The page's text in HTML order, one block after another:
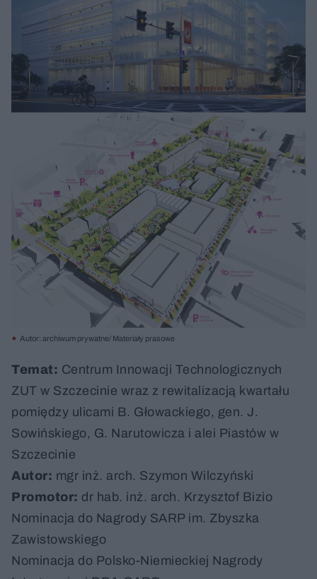
Autor: archiwum prywatne/ Materiały prasowe
Temat: Centrum Innowacji Technologicznych
ZUT w Szczecinie wraz z rewitalizacją kwartału
pomiędzy ulicami B. Głowackiego, gen. J.
Sowińskiego, G. Narutowicza i alei Piastów w
Szczecinie
Autor: mgr inż. arch. Szymon Wilczyński
Promotor: dr hab. inż. arch. Krzysztof Bizio
Nominacja do Nagrody SARP im. Zbyszka
Zawistowskiego
Nominacja do Polsko-Niemieckiej Nagrody